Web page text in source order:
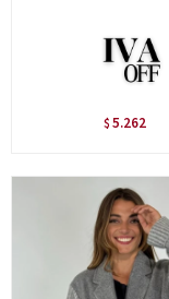
$ 5.262